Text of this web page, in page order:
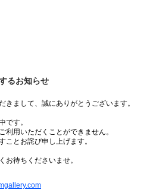
るお知らせ
きまして、誠にありがとうございます。
です。
利用いただくことができません。
ことお詫び申し上げます。
お待ちくださいませ。